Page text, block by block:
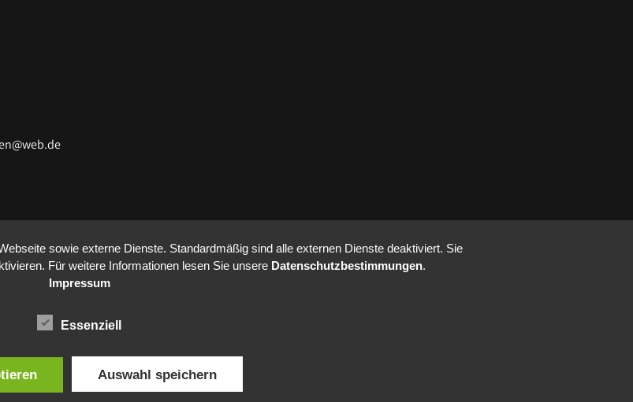
sowie externe Dienste. Standardmäßig sind alle externen Dienste deaktiviert. Sie
Für weitere Informationen lesen Sie unsere Datenschutzbestimmungen.
Impressum
Essenziell
Auswahl speichern